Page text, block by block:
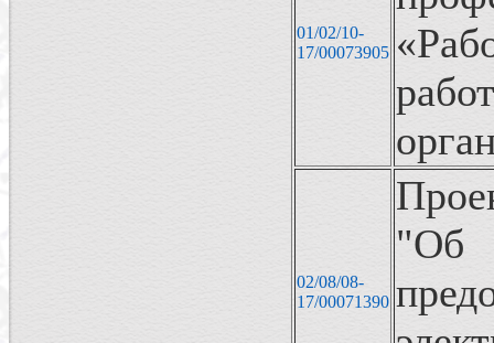
01/02/10-
17/00073905
02/08/08-
17/00071390
"Об